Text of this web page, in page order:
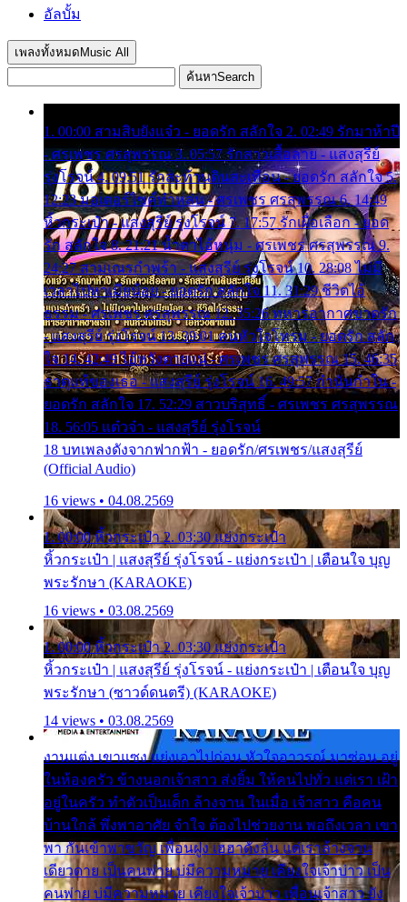
อัลบั้ม
เพลงทั้งหมด Music All
ค้นหาSearch
1. 00:00 สามสิบยังแจ๋ว - ยอดรัก สลักใจ 2. 02:49 รักมาห้าปี
- ศรเพชร ศรสุพรรณ 3. 05:57 รักสาวเสื้อลาย - แสงสุรีย์
รุ่งโรจน์ 4. 09:51 รักสะท้านดินสะเทือน - ยอดรัก สลักใจ 5.
12:23 มอเตอร์ไซค์ทำหล่น - ศรเพชร ศรสุพรรณ 6. 14:49
หิ้วกระเป๋า - แสงสุรีย์ รุ่งโรจน์ 7. 17:57 รักเผื่อเลือก - ยอด
รัก สลักใจ 8. 21:21 น้ำตาไอ้หนุ่ม - ศรเพชร ศรสุพรรณ 9.
24:27 สามเณรกำพร้า - แสงสุรีย์ รุ่งโรจน์ 10. 28:08 ไม่มี
เวลาไปหาเมียน้อย - ยอดรัก สลักใจ 11. 31:29 ชีวิตไอ้
ธรรม - ศรเพชร ศรสุพรรณ 12. 35:26 ทหารอากาศขาดรัก
- แสงสุรีย์ รุ่งโรจน์ 13. 39:01 คนหัวใจโทรม - ยอดรัก สลัก
ใจ 14. 42:49 ไอ้หวังตายแน่ - ศรเพชร ศรสุพรรณ 15. 46:35
ธาตุแท้ของเธอ - แสงสุรีย์ รุ่งโรจน์ 16. 49:57 กำนันกำใน -
ยอดรัก สลักใจ 17. 52:29 สาวบริสุทธิ์ - ศรเพชร ศรสุพรรณ
18. 56:05 แต๋วจ๋า - แสงสุรีย์ รุ่งโรจน์
18 บทเพลงดังจากฟากฟ้า - ยอดรัก/ศรเพชร/แสงสุรีย์
(Official Audio)
16 views • 04.08.2569
1. 00:00 หิ้วกระเป๋า 2. 03:30 แย่งกระเป๋า
หิ้วกระเป๋า | แสงสุรีย์ รุ่งโรจน์ - แย่งกระเป๋า | เตือนใจ บุญ
พระรักษา (KARAOKE)
16 views • 03.08.2569
1. 00:00 หิ้วกระเป๋า 2. 03:30 แย่งกระเป๋า
หิ้วกระเป๋า | แสงสุรีย์ รุ่งโรจน์ - แย่งกระเป๋า | เตือนใจ บุญ
พระรักษา (ซาวด์ดนตรี) (KARAOKE)
14 views • 03.08.2569
งานแต่ง เขาแซง แย่งเอาไปก่อน หัวใจอาวรณ์ มาซ่อน อยู่
ในห้องครัว ข้างนอกเจ้าสาว ส่งยิ้ม ให้คนไปทั่ว แต่เรา เฝ้า
อยู่ในครัว ทำตัวเป็นเด็ก ล้างจาน ในเมื่อ เจ้าสาว คือคน
บ้านใกล้ พึ่งพาอาศัย จำใจ ต้องไปช่วยงาน พอถึงเวลา เขา
พา กันเข้าพาขวัญ เพื่อนฝูง เฮฮาดังลั่น แต่เราล้างจาน
เดียวดาย เป็นคนพ่าย บ่มีความหมาย เคียงใจเจ้าบ่าว เป็น
คนพ่าย บ่มีความหมาย เคียงใจเจ้าบ่าว เพื่อนเจ้าสาว ยัง